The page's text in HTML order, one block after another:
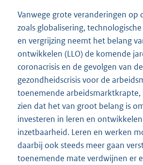
Vanwege grote veranderingen op
zoals globalisering,
en vergrijzing neemt het belang
ontwikkelen (LLO) de komende
coronacrisis en de gevolgen van
gezondheidscrisis voor de
toenemende arbeidsmarktkrapte,
zien dat het van groot belang is
investeren in leren en
inzetbaarheid. Leren en werken
daarbij ook steeds meer gaan
toenemende mate verdwijnen er